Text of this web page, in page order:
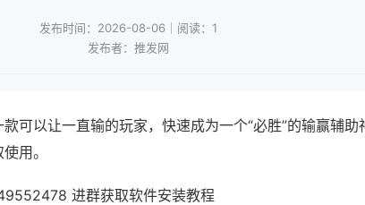
发布时间：2026-08-06｜阅读：1
发布者：推发网
可以让一直输的玩家，快速成为一个“必胜”的输赢辅助
用。
进群获取软件安装教程